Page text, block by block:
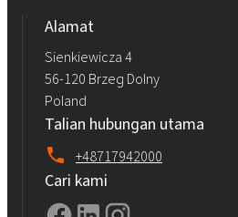
Alamat
Sienkiewicza 4
56-120 Brzeg Dolny
Poland
Talian hubungan utama
+48717942000
Cari kami